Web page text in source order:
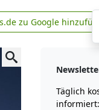
news.de zu
zu Google
Täglich